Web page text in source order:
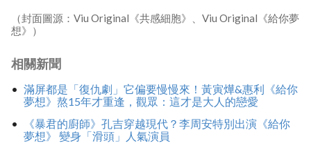
（封面圖源：Viu Original《共感細胞》、Viu Original《給你夢
想》）
相關新聞
滿屏都是「復仇劇」它偏要慢慢來！黃寅燁&惠利《給你
夢想》熬15年才重逢，觀眾：這才是大人的戀愛
《暴君的廚師》孔吉穿越現代？李周安特別出演《給你
夢想》 變身「滑頭」人氣演員